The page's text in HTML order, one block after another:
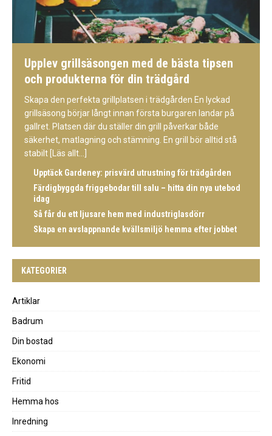
Upplev grillsäsongen med de bästa tipsen
och produkterna för din trädgård
Skapa den perfekta grillplatsen i trädgården En lyckad
grillsäsong börjar långt innan första burgaren landar på
gallret. Platsen där du ställer din grill påverkar både
säkerhet, matlagning och stämning. En grill bör alltid stå
stabilt
[Läs allt...]
Upptäck Gardeney: prisvärd utrustning för trädgården
Färdigbyggda friggebodar till salu – hitta din nya utebod
idag
Så får du ett ljusare hem med industriglasdörr
Skapa en avslappnande kvällsmiljö hemma efter jobbet
KATEGORIER
Artiklar
Badrum
Din bostad
Ekonomi
Fritid
Hemma hos
Inredning